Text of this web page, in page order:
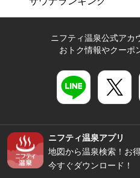
ニフティ温泉公式アカ
おトク情報やクーポ
ニフティ温泉アプリ
地図から温泉検索！お
今すぐダウンロード！